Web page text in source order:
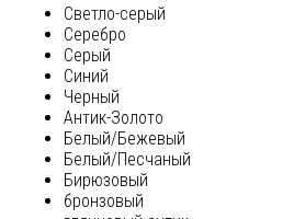
Светло-серый
Серебро
Серый
Синий
Черный
Антик-Золото
Белый/Бежевый
Белый/Песчаный
Бирюзовый
бронзовый